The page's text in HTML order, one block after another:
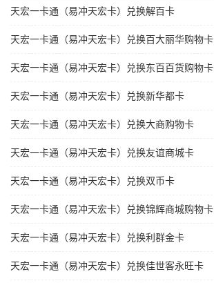
天宏一卡通（易冲天宏卡）兑换解百卡
天宏一卡通（易冲天宏卡）兑换百大丽华购物卡
天宏一卡通（易冲天宏卡）兑换东百百货购物卡
天宏一卡通（易冲天宏卡）兑换新华都卡
天宏一卡通（易冲天宏卡）兑换大商购物卡
天宏一卡通（易冲天宏卡）兑换友谊商城卡
天宏一卡通（易冲天宏卡）兑换双币卡
天宏一卡通（易冲天宏卡）兑换锦辉商城购物卡
天宏一卡通（易冲天宏卡）兑换利群金卡
天宏一卡通（易冲天宏卡）兑换佳世客永旺卡